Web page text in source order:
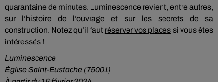
quarantaine de minutes. Luminescence revient, entre autres,
sur l’histoire de l’ouvrage et sur les secrets de sa
construction. Notez qu’il faut réserver vos places si vous êtes
intéressés !
Luminescence
Église Saint-Eustache (75001)